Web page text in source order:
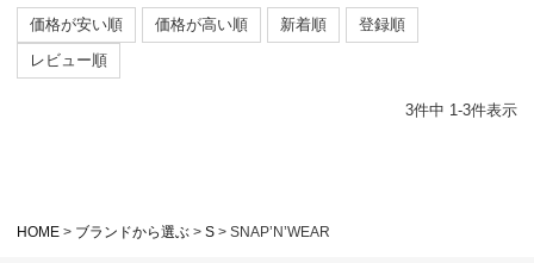
価格が安い順
価格が高い順 新着順
登録順
レビュー順
3件中 1-3件表示
HOME ブランドから選ぶ S SNAP’N’WEAR